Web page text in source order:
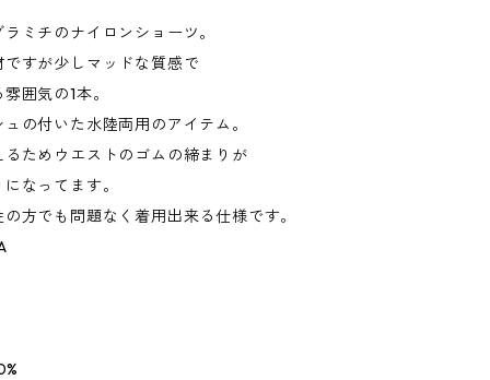
ミチのナイロンショーツ。
ですが少しマッドな質感で
囲気の1本。
の付いた水陸両用のアイテム。
るためウエストのゴムの締まりが
なってます。
方でも問題なく着用出来る仕様です。